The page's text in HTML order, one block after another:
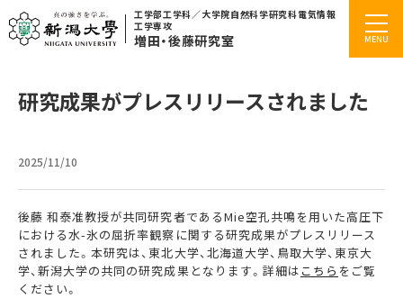
工学部工学科／大学院自然科学研究科電気情報
工学専攻
増田・後藤研究室
研究成果がプレスリリースされました
2025/11/10
後藤 和泰准教授が共同研究者であるMie空孔共鳴を用いた高圧下
における水-氷の屈折率観察 に関する研究成果がプレスリリース
されました。本研究は、東北大学、北海道大学、鳥取大学、東京大
学、新潟大学の共同の研究成果となります。詳細は こちら をご覧
ください。